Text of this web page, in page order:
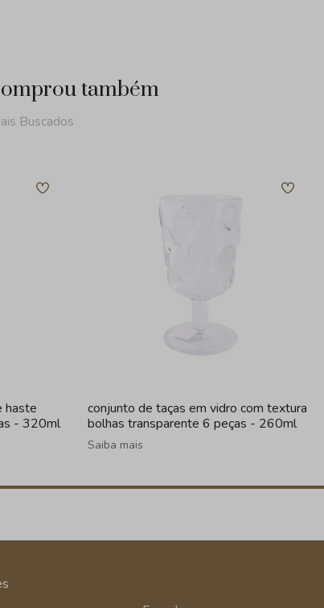
também
Buscados
haste
- 320ml
conjunto de taças em vidro com textura
bolhas transparente 6 peças - 260ml
Saiba mais